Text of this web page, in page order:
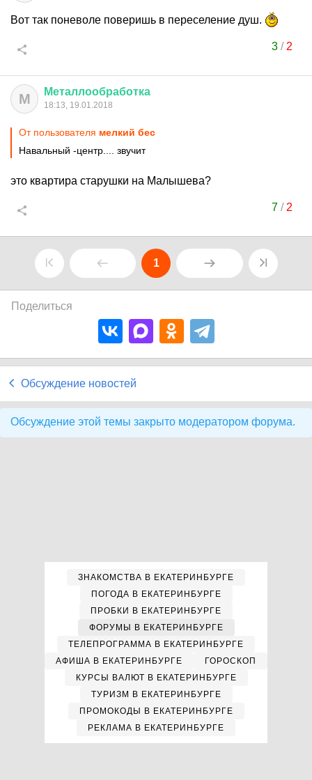
Вот так поневоле поверишь в переселение душ.
3/ 2
М Металлообработка
18:13, 19.01.2018
От пользователя мелкий бес
Навальный -центр.... звучит
это квартира старушки на Малышева?
7/ 2
1
Поделиться
Обсуждение новостей
Обсуждение этой темы закрыто модератором форума.
ЗНАКОМСТВА В ЕКАТЕРИНБУРГЕ
ПОГОДА В ЕКАТЕРИНБУРГЕ
ПРОБКИ В ЕКАТЕРИНБУРГЕ
ФОРУМЫ В ЕКАТЕРИНБУРГЕ
ТЕЛЕПРОГРАММА В ЕКАТЕРИНБУРГЕ
АФИША В ЕКАТЕРИНБУРГЕ
ГОРОСКОП
КУРСЫ ВАЛЮТ В ЕКАТЕРИНБУРГЕ
ТУРИЗМ В ЕКАТЕРИНБУРГЕ
ПРОМОКОДЫ В ЕКАТЕРИНБУРГЕ
РЕКЛАМА В ЕКАТЕРИНБУРГЕ